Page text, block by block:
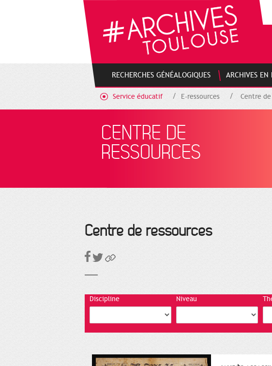
RECHERCHES GÉNÉALOGIQUES ARCHIVES EN
Service éducatif E-ressources Centre
CENTRE DE
RESSOURCES
Centre de ressources
Discipline Niveau
Cookies management panel